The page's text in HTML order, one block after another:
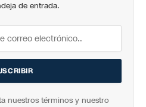
de entrada.
nuestros términos y nuestro